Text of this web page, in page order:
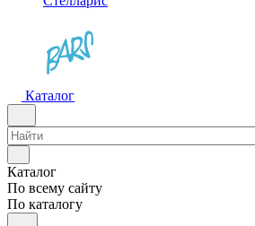
Каталог
Каталог
По всему сайту
По каталогу